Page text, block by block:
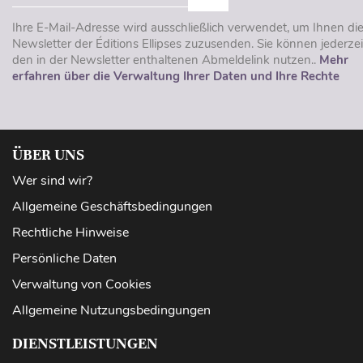
Ihre E-Mail-Adresse wird ausschließlich verwendet, um Ihnen die
Newsletter der Éditions Ellipses zuzusenden. Sie können
den in der Newsletter enthaltenen Abmeldelink nutzen.. Mehr
erfahren über die Verwaltung Ihrer Daten und Ihre Rechte
ÜBER UNS
Wer sind wir?
Allgemeine Geschäftsbedingungen
Rechtliche Hinweise
Persönliche Daten
Verwaltung von Cookies
Allgemeine Nutzungsbedingungen
DIENSTLEISTUNGEN